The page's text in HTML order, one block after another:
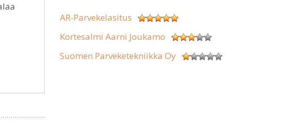
AR-Parvekelasitus
Kortesalmi Aarni Joukamo
Suomen Parveketekniikka Oy